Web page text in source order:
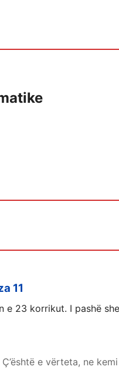
11
e 23 korrikut. I pashë
e vërteta, ne